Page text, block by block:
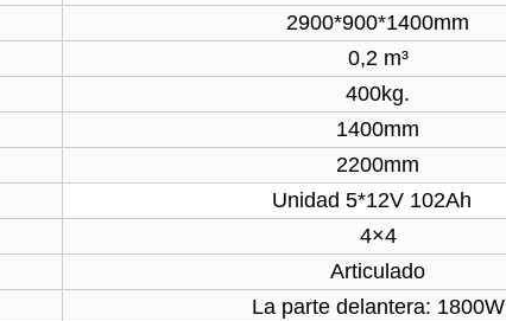
2900*900*1400mm
0,2 m³
400kg.
1400mm
2200mm
Unidad 5*12V 102Ah
4×4
Articulado
La parte delantera: 1800W